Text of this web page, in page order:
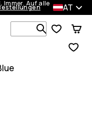
Immer. Auf alle
AT